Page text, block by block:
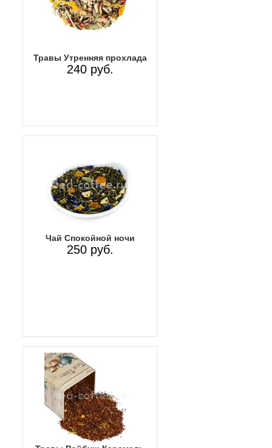
Травы Утренняя прохлада
240 руб.
Чай Спокойной ночи
250 руб.